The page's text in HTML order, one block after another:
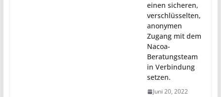
einen sicheren,
verschlüsselten,
anonymen
Zugang mit dem
Nacoa-
Beratungsteam
in Verbindung
setzen.
Juni 20, 2022